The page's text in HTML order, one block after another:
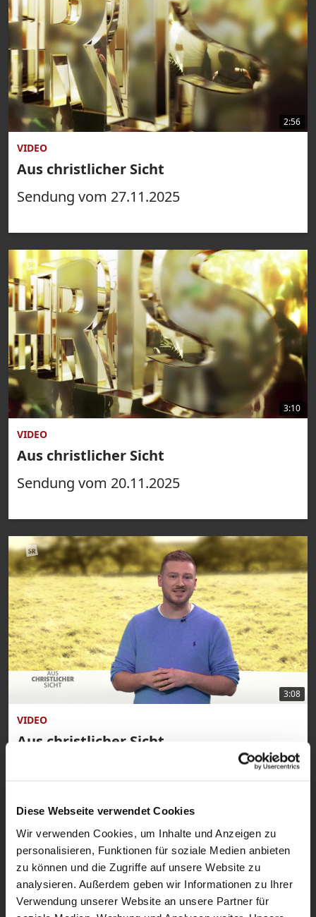
Diese Webseite verwendet Cookies
Wir verwenden Cookies, um Inhalte und Anzeigen zu
personalisieren, Funktionen für soziale Medien anbieten
zu können und die Zugriffe auf unsere Website zu
analysieren. Außerdem geben wir Informationen zu Ihrer
Verwendung unserer Website an unsere Partner für
2:56
VIDEO
Aus christlicher Sicht
Sendung vom 27.11.2025
3:10
VIDEO
Aus christlicher Sicht
Sendung vom 20.11.2025
3:08
VIDEO
Aus christlicher Sicht